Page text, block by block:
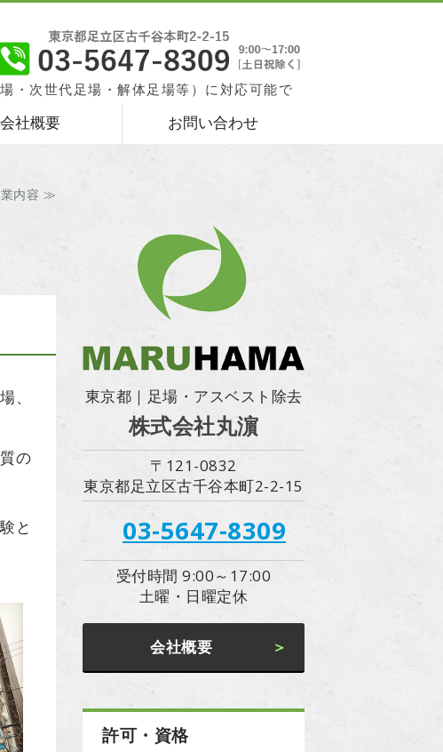
・次世代足場・解体足場等）に対応可能で
会社概要 お問い合わせ
内容 ≫
、
の
と
東京都｜足場・アスベスト除去
株式会社丸濵
〒121-0832
東京都足立区古千谷本町2-2-15
03-5647-8309
受付時間 9:00～17:00
土曜・日曜定休
会社概要
許可・資格